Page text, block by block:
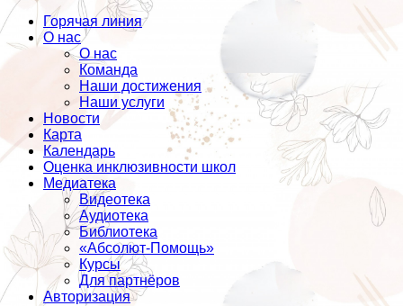
Горячая линия
О нас
О нас
Команда
Наши достижения
Наши услуги
Новости
Карта
Календарь
Оценка инклюзивности школ
Медиатека
Видеотека
Аудиотека
Библиотека
«Абсолют-Помощь»
Курсы
Для партнёров
Авторизация